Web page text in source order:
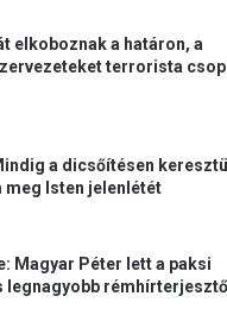
elkoboznak a határon, a
terrorista
a dicsőítésen keresztül
Isten jelenlétét
Magyar Péter lett a paksi
legnagyobb